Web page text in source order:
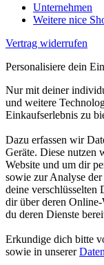
Unternehmen
Weitere nice
Vertrag widerrufen
Personalisiere dein
Nur mit deiner
und weitere
Einkaufserlebnis zu
Dazu erfassen wir
Geräte. Diese nutzen
Website und um dir
sowie zur Analyse
deine verschlüsselten
dir über deren
du deren Dienste
Erkundige dich bitte
sowie in unserer